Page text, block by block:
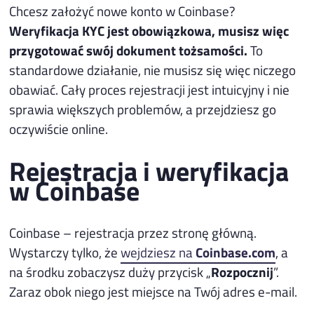
Chcesz założyć nowe konto w Coinbase?
Weryfikacja KYC jest obowiązkowa, musisz więc
przygotować swój dokument tożsamości.To
standardowe działanie, nie musisz się więc niczego
obawiać. Cały proces rejestracji jest intuicyjny i nie
sprawia większych problemów, a przejdziesz go
oczywiście online.
Rejestracja i weryfikacja
w Coinbase
Coinbase – rejestracja przez stronę główną.
Wystarczy tylko, żewejdziesz naCoinbase.com, a
na środku zobaczysz duży przycisk „Rozpocznij”.
Zaraz obok niego jest miejsce na Twój adres e-mail.